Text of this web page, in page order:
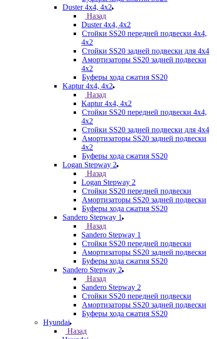
Duster 4х4, 4x2
Назад
Duster 4х4, 4x2
Стойки SS20 передней подвески 4х4,
4x2
Стойки SS20 задней подвески для 4х4
Амортизаторы SS20 задней подвески
4х2
Буферы хода сжатия SS20
Kaptur 4х4, 4х2
Назад
Kaptur 4х4, 4х2
Стойки SS20 передней подвески 4х4,
4x2
Стойки SS20 задней подвески для 4х4
Амортизаторы SS20 задней подвески
4х2
Буферы хода сжатия SS20
Logan Stepway 2
Назад
Logan Stepway 2
Стойки SS20 передней подвески
Амортизаторы SS20 задней подвески
Буферы хода сжатия SS20
Sandero Stepway 1
Назад
Sandero Stepway 1
Стойки SS20 передней подвески
Амортизаторы SS20 задней подвески
Буферы хода сжатия SS20
Sandero Stepway 2
Назад
Sandero Stepway 2
Стойки SS20 передней подвески
Амортизаторы SS20 задней подвески
Буферы хода сжатия SS20
Hyundai
Назад